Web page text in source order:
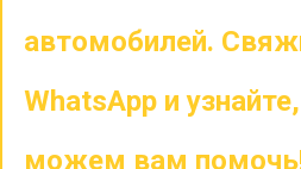
автомобилей.
WhatsApp и
можем вам